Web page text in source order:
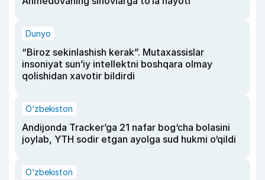
Dunyo
“Biroz sekinlashish kerak”. Mutaxassislar
insoniyat sun’iy intellektni boshqara olmay
qolishidan xavotir bildirdi
O‘zbekiston
Andijonda Tracker’ga 21 nafar bog‘cha bolasini
joylab, YTH sodir etgan ayolga sud hukmi o‘qildi
O‘zbekiston